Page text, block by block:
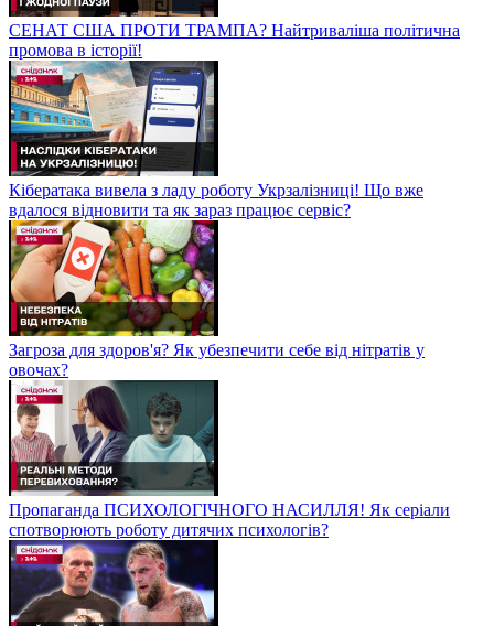
СЕНАТ США ПРОТИ ТРАМПА? Найтриваліша політична
промова в історії!
Кібератака вивела з ладу роботу Укрзалізниці! Що вже
вдалося відновити та як зараз працює сервіс?
Загроза для здоров'я? Як убезпечити себе від нітратів у
овочах?
Пропаганда ПСИХОЛОГІЧНОГО НАСИЛЛЯ! Як серіали
спотворюють роботу дитячих психологів?